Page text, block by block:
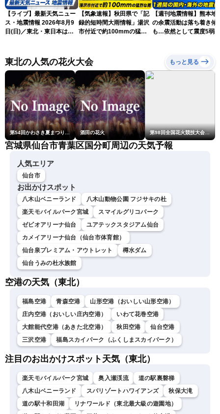
【ライブ】最新天気ニュー
ス・地震情報 2026年8月9
日(日)／東北・東日本は急
小川千奈／芳野達郎〉
【気象速報】秋田県で「記
録的短時間大雨情報」湯沢
市付近で約100mmの猛烈
【週刊地震情報】熊本地
の余震活動は落ち着き傾
も…依然として震度5弱警
東北の人気の花火大会 もっと見る
第54回かわさき夏まつり花火大会「おらが自慢のでっかい花火」 酒田の花火 第98回全国花火競技大会「大曲の花火」
宮城県仙台市青葉区国分町周辺の天気予報
人気エリア
仙台市
お出かけスポット
八木山ベニーランド
八木山動物公園 フジサキの杜
楽天モバイルパーク宮城
スマイルグリコパーク
ゼビオアリーナ仙台
ユアテックスタジアム仙台
カメイアリーナ仙台（仙台市体育館）
仙台泉プレミアム・アウトレット
樽水ダム
仙台うみの杜水族館
空港の天気（東北）
福島空港 青森空港
山形空港（おいしい山形空港）
庄内空港（おいしい庄内空港）
いわて花巻空港
大館能代空港（あきた北空港）
秋田空港
仙台空港
三沢空港
福島スカイパーク（ふくしまスカイパーク）
注目のお出かけスポット天気（東北）
楽天モバイルパーク宮城 奥入瀬渓流
道の駅裏磐梯
八木山ベニーランド
スパリゾートハワイアンズ
秋保大滝
道の駅十和田湖
リナワールド（東北最大級の遊園地）